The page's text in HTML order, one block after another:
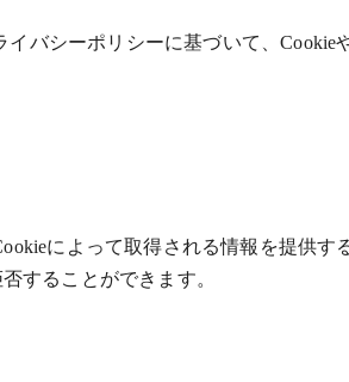
バシーポリシーに基づいて、Cookie
によって取得される情報を提供す
することができます。